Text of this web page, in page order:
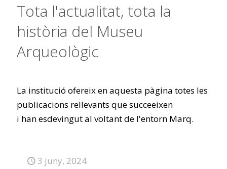
Tota l'actualitat, tota la
història del Museu
Arqueològic
La institució ofereix en aquesta pàgina totes les
publicacions rellevants que succeeixen
i han esdevingut al voltant de l'entorn Marq.
3 juny, 2024